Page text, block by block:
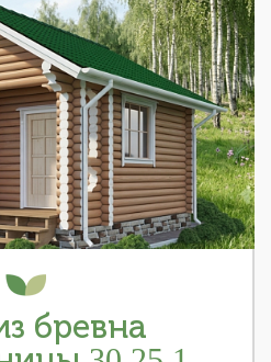
бревна